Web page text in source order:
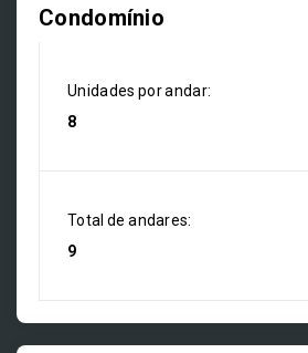
Condomínio
Unidades por andar:
8
Total de andares:
9